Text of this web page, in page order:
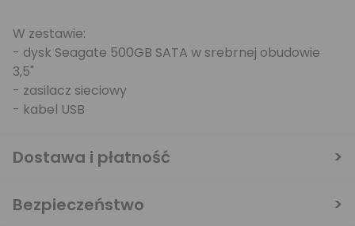
W zestawie:
- dysk Seagate 500GB SATA w srebrnej obudowie
3,5"
- zasilacz sieciowy
- kabel USB
Dostawa i płatność
Bezpieczeństwo